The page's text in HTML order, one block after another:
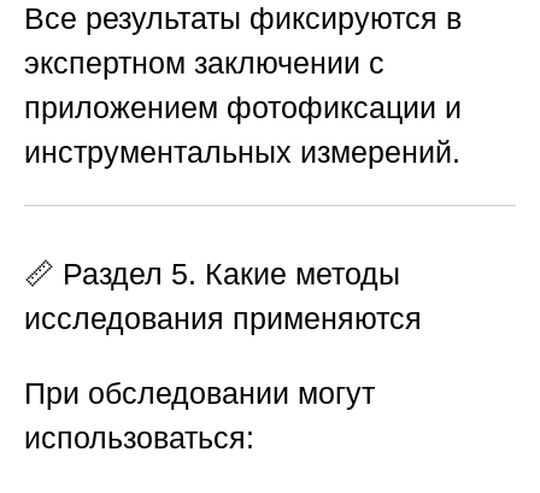
Все результаты фиксируются в
экспертном заключении с
приложением фотофиксации и
инструментальных измерений.
📏 Раздел 5. Какие методы
исследования применяются
При обследовании могут
использоваться: